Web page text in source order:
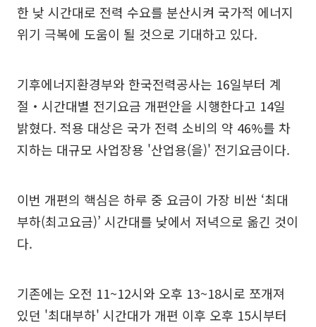
한 낮 시간대로 전력 수요를 분산시켜 국가적 에너지
위기 극복에 도움이 될 것으로 기대하고 있다.
기후에너지환경부와 한국전력공사는 16일부터 계
절‧시간대별 전기요금 개편안을 시행한다고 14일
밝혔다. 적용 대상은 국가 전력 소비의 약 46%를 차
지하는 대규모 사업장용 '산업용(을)' 전기요금이다.
이번 개편의 핵심은 하루 중 요금이 가장 비싼 ‘최대
부하(최고요금)’ 시간대를 낮에서 저녁으로 옮긴 것이
다.
기존에는 오전 11~12시와 오후 13~18시로 쪼개져
있던 '최대부하' 시간대가 개편 이후 오후 15시부터